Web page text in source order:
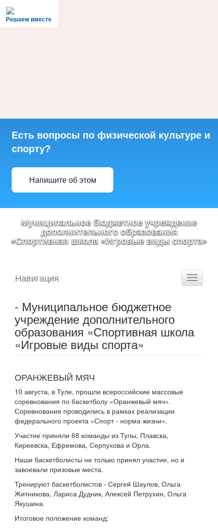
Решаем вместе
Есть вопросы по физической культуре и
спорту?
Напишите об этом
Муниципальное бюджетное учреждение
дополнительного образования
«Спортивная школа «Игровые виды спорта»
Toggle
Навигация
- Муниципальное бюджетное
учреждение дополнительного
образования «Спортивная школа
«Игровые виды спорта»
ОРАНЖЕВЫЙ МЯЧ
10 августа, в Туле, прошли всероссийские массовые
соревнования по баскетболу «Оранжевый мяч».
Соревнования проводились в рамках реализации
федерального проекта «Спорт - норма жизни».
Участие приняли 68 команды из Тулы, Плавска,
Киреевска, Ефремова, Серпухова и Орла.
Наши баскетболисты не только принял участие, но и
завоевали призовые места.
Тренируют баскетболистов - Сергей Шаулов, Ольга
Житникова, Лариса Дудник, Алексей Петрухин, Ольга
Якушина.
Итоговое положение команд: